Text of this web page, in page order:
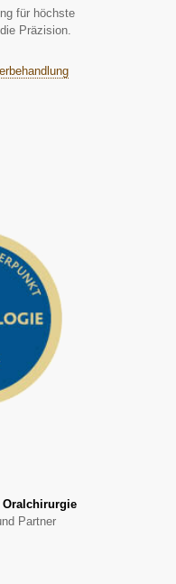
für höchste
Präzision.
Partner